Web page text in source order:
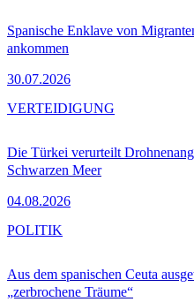
Spanische Enklave von
ankommen
30.07.2026
Die Türkei verurteilt
Schwarzen Meer
04.08.2026
VERTEIDIGUNG
Aus dem spanischen Ceuta
„zerbrochene Träume“
POLITIK